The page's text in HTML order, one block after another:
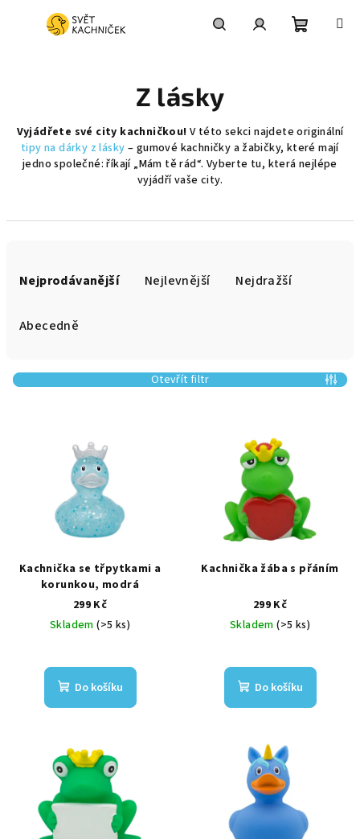
Z lásky
Vyjádřete své city kachničkou! V této sekci najdete originální
tipy na dárky z lásky – gumové kachničky a žabičky, které mají
jedno společné: říkají „Mám tě rád“. Vyberte tu, která nejlépe
vyjádří vaše city.
p
Nejprodávanější Nejlevnější Nejdražší
Abecedně
Otevřít filtr
Kachnička se třpytkami a
korunkou, modrá
299 Kč
Skladem(>5 ks)
Do košíku
Kachnička žába s přáním
299 Kč
Skladem(>5 ks)
Do košíku